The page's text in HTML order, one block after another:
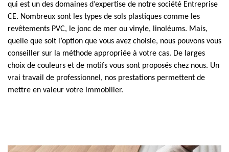
qui est un des domaines d’expertise de notre société Entreprise
CE. Nombreux sont les types de sols plastiques comme les
revêtements PVC, le jonc de mer ou vinyle, linoléums. Mais,
quelle que soit l’option que vous avez choisie, nous pouvons vous
conseiller sur la méthode appropriée à votre cas. De larges
choix de couleurs et de motifs vous sont proposés chez nous. Un
vrai travail de professionnel, nos prestations permettent de
mettre en valeur votre immobilier.